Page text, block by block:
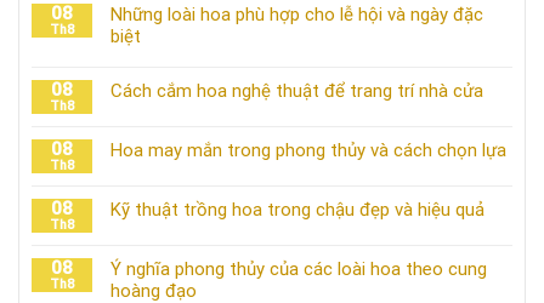
08
Th8
Những loài hoa phù hợp cho lễ hội và ngày đặc
biệt
08
Th8
Cách cắm hoa nghệ thuật để trang trí nhà cửa
08
Th8
Hoa may mắn trong phong thủy và cách chọn lựa
08
Th8
Kỹ thuật trồng hoa trong chậu đẹp và hiệu quả
08
Th8
Ý nghĩa phong thủy của các loài hoa theo cung
hoàng đạo